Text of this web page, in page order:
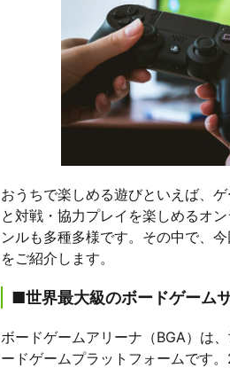
おうちで楽しめる遊びといえば、
と対戦・協力プレイを楽しめるオ
ンルも多種多様です。その中で、
をご紹介します。
■世界最大級のボードゲーム
ボードゲームアリーナ（BGA）は
ードゲームプラットフォームです